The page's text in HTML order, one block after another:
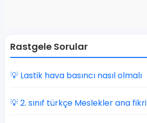
Rastgele Sorular
💡 Lastik hava basıncı nasıl olmalı
💡 2. sınıf türkçe Meslekler ana fikri